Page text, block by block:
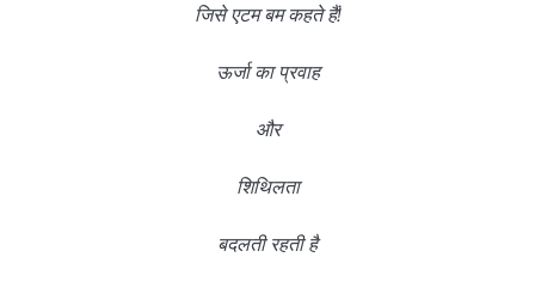
जिसे एटम बम कहते हैं!
ऊर्जा का प्रवाह
और
शिथिलता
बदलती रहती है